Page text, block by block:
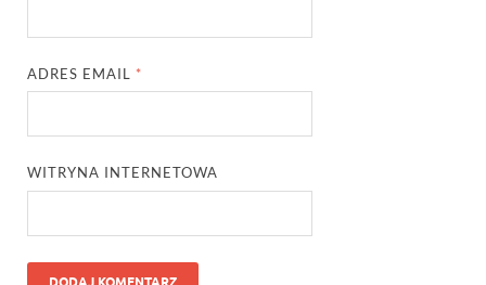
ADRES EMAIL *
WITRYNA INTERNETOWA